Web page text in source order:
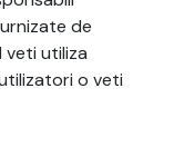
de
utiliza
o veti